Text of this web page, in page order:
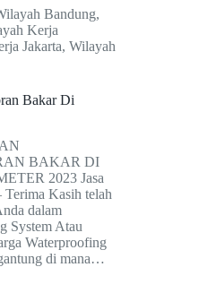
Bandung,
Kerja
Jakarta, Wilayah
Bakar Di
BAKAR DI
2023 Jasa
Terima Kasih telah
dalam
System Atau
Waterproofing
di mana…